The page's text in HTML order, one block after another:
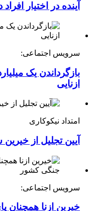
آینده در اختیار
سرویس اجتماعی:
بازگرداندن یک
ازنایی
امتداد نیکوکاری
آیین تجلیل از
سرویس اجتماعی:
خیرین ازنا همچنان